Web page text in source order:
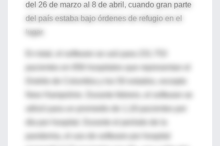
del 26 de marzo al 8 de abril, cuando gran parte
del país estaba bajo órdenes de refugio en el
lugar.